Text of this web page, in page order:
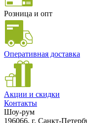
Розница и опт
Оперативная доставка
Акции и скидки
Контакты
Шоу-рум
196066, г. Санкт-